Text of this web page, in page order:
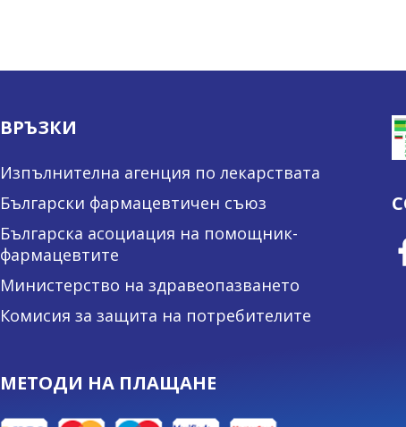
ВРЪЗКИ
Изпълнителна агенция по лекарствата
Български фармацевтичен съюз
Българска асоциация на помощник-
фармацевтите
Министерство на здравеопазването
Комисия за защита на потребителите
МЕТОДИ НА ПЛАЩАНЕ